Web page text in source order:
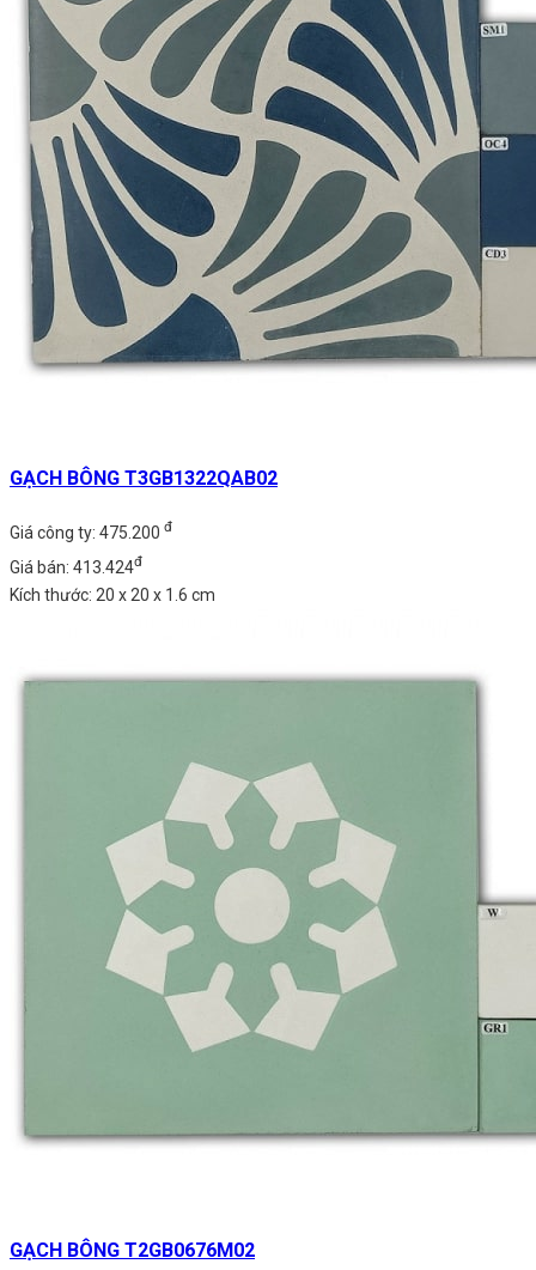
GẠCH BÔNG T3GB1322QAB02
Giá công ty: 475.200 đ
Giá bán: 413.424đ
Kích thước: 20 x 20 x 1.6 cm
GẠCH BÔNG T2GB0676M02